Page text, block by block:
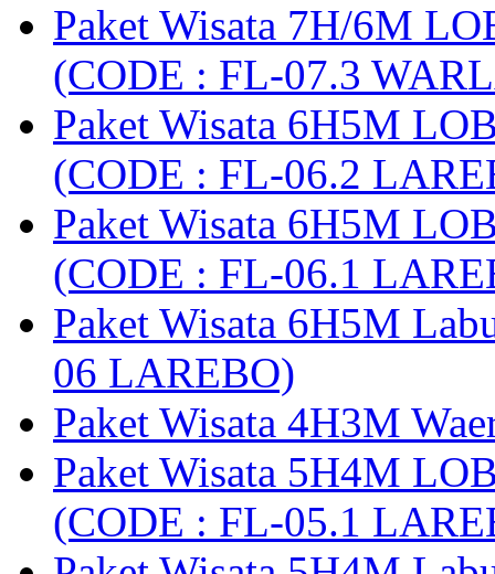
Paket Wisata 7H/6M
(CODE : FL-07.3
Paket Wisata 6H5M
(CODE : FL-06.2
Paket Wisata 6H5M
(CODE : FL-06.1
Paket Wisata 6H5M
06 LAREBO)
Paket Wisata 4H3M
Paket Wisata 5H4M
(CODE : FL-05.1